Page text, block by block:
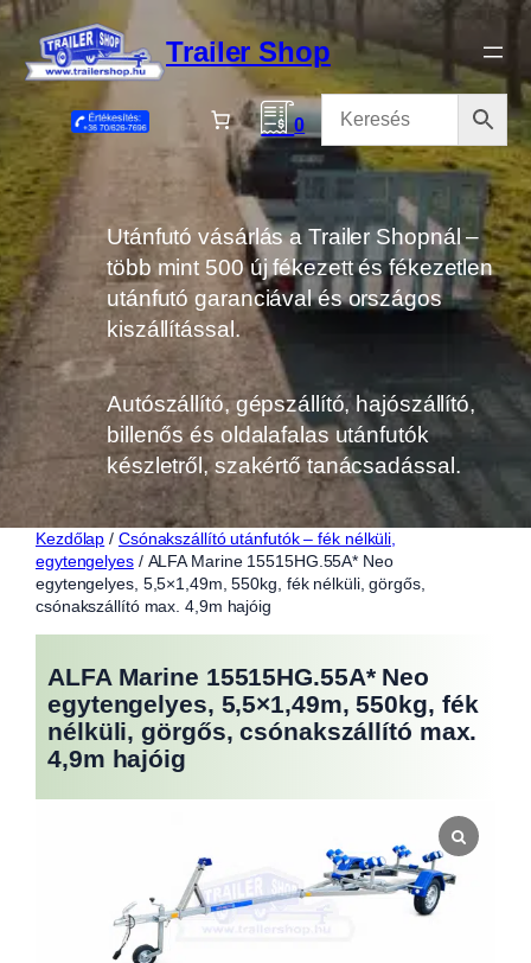
Ugrás
tartalomhoz
Trailer Shop
0
Utánfutó vásárlás a Trailer Shopnál –
több mint 500 új fékezett és fékezetlen
utánfutó garanciával és országos
kiszállítással.
Autószállító, gépszállító, hajószállító,
billenős és oldalafalas utánfutók
készletről, szakértő tanácsadással.
Kezdőlap / Csónakszállító utánfutók – fék nélküli,
egytengelyes/ ALFA Marine 15515HG.55A* Neo
egytengelyes, 5,5×1,49m, 550kg, fék nélküli, görgős,
csónakszállító max. 4,9m hajóig
ALFA Marine 15515HG.55A* Neo
egytengelyes, 5,5×1,49m, 550kg, fék
nélküli, görgős, csónakszállító max.
4,9m hajóig